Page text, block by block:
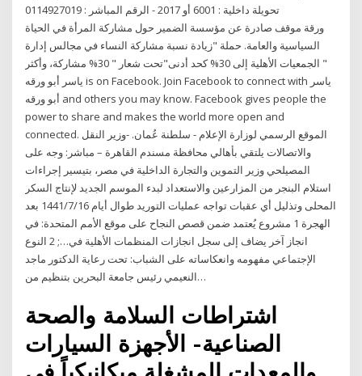
تحويلة داخلية : 6001 أو 2017 - الرقم المباشر : 0114927019
ورقة موقف صادرة عن مؤسسة الضمير حول مشاركة المرأة في الحياة
السياسية والعامة. حملة "زيادة نسبة مشاركة النساء في مجالس إدارة
الجمعيات الأهلية إلى 30% كحد أدنى"تحت شعار " 30% مشاركة، وأكثر "
أبو ورقه‎ and others you may know. Facebook gives people the
power to share and makes the world more open and
connected. الموقع الرسمي لوزارة الإعلام - سلطنة عُمان. -وزير النقل
والاتصالات يلتقي بأهالي محافظة مسندم القاهرة – مباشر: وجه على
المصيلحي وزير التموين والتجارة الداخلية في مصر، بتيسير إجراءات
استلام البنجر من المزارعين والاستعداد لبدء الموسم الجديد لإنتاج السكر
المحلى وتذليل أي عقبات تواجه عمليات التوريد طوال أيام 16‏‏/7‏‏/1441 بعد
الهجرة 1 مشروع يُعتمد ضمن قصص النجاح على موقع الأمم المتحدة: في
انجاز آخر يضاف إلى سجل انجازات المنظمات الأهلية في…; 2 النوع
الإجتماعي مفهومه وانعكاساته على الشباب: تحت رعاية الدكتور ماجد
النعيمي رئيس جامعة البحرين بتنظيم من…
اشتراطات السلامة والصحة
الصناعية- الأجهزة السيارات